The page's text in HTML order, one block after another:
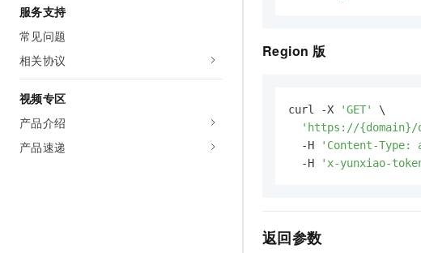
服务支持
常见问题
相关协议
视频专区
产品介绍
产品速递
Region 版
curl -X 'GET'
\
'https://{domain}/
  -H
'Content-
  -H
'x-yunxiao-
返回参数